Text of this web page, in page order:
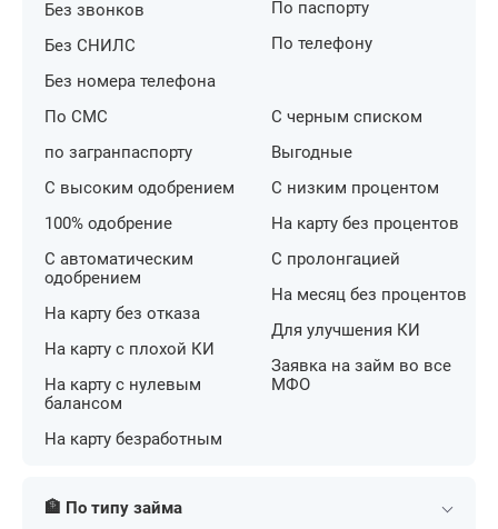
Без звонков
Без СНИЛС
Без номера телефона
По паспорту
По телефону
По СМС
по загранпаспорту
С высоким одобрением
100% одобрение
С автоматическим
одобрением
На карту без отказа
На карту с плохой КИ
На карту с нулевым
балансом
На карту безработным
С черным списком
Выгодные
С низким процентом
На карту без процентов
С пролонгацией
На месяц без процентов
Для улучшения КИ
Заявка на займ во все
МФО
🏦 По типу займа